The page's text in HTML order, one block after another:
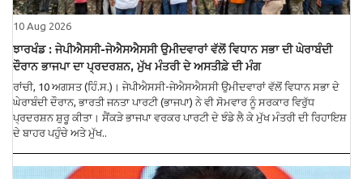
10 Aug 2026
ਝਾਰਖੰਡ : ਜੇਪੀਐਸਸੀ-ਜੇਐਸਐਸਸੀ ਉਮੀਦਵਾਰਾਂ ਵੱਲੋਂ ਵਿਧਾਨ ਸਭਾ ਦੀ ਘੇਰਾਬੰਦੀ
ਦੌਰਾਨ ਭਾਜਪਾ ਦਾ ਪ੍ਰਦਰਸ਼ਨ, ਮੁੱਖ ਮੰਤਰੀ ਦੇ ਅਸਤੀਫ਼ੇ ਦੀ ਮੰਗ
ਰਾਂਚੀ, 10 ਅਗਸਤ (ਹਿੰ.ਸ.)। ਜੇਪੀਐਸਸੀ-ਜੇਐਸਐਸਸੀ ਉਮੀਦਵਾਰਾਂ ਵੱਲੋਂ ਵਿਧਾਨ ਸਭਾ ਦੇ
ਘੇਰਾਬੰਦੀ ਦੌਰਾਨ, ਭਾਰਤੀ ਜਨਤਾ ਪਾਰਟੀ (ਭਾਜਪਾ) ਨੇ ਵੀ ਸੋਮਵਾਰ ਨੂੰ ਸਰਕਾਰ ਵਿਰੁੱਧ
ਪ੍ਰਦਰਸ਼ਨ ਸ਼ੁਰੂ ਕੀਤਾ। ਸੈਂਕੜੇ ਭਾਜਪਾ ਵਰਕਰ ਪਾਰਟੀ ਦੇ ਝੰਡੇ ਲੈ ਕੇ ਮੁੱਖ ਮੰਤਰੀ ਦੀ ਰਿਹਾਇਸ਼
ਦੇ ਬਾਹਰ ਪਹੁੰਚੇ ਅਤੇ ਮੁੱਖ..